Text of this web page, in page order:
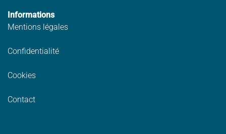
Informations
Mentions légales
Confidentialité
Cookies
Contact